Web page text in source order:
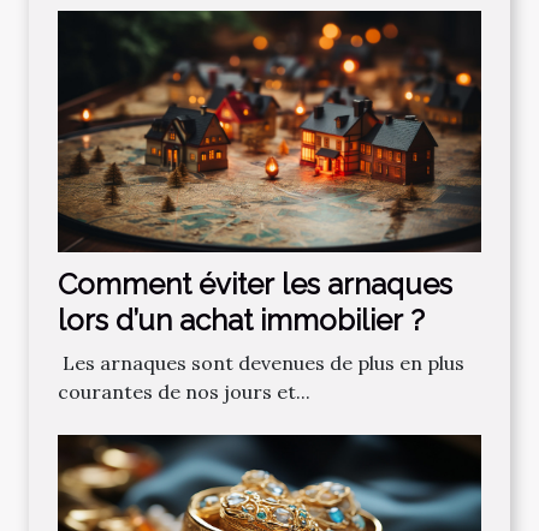
Comment‌ ‌éviter‌ ‌les‌ ‌arnaques‌
‌lors‌ ‌d’un‌ ‌achat‌ ‌immobilier ?‌ ‌
‌ Les‌ ‌arnaques‌ ‌sont‌ ‌devenues‌ ‌de‌ ‌plus‌ ‌en‌ ‌plus‌
‌courantes‌ ‌de‌ ‌nos‌ ‌jours‌ ‌et‌...